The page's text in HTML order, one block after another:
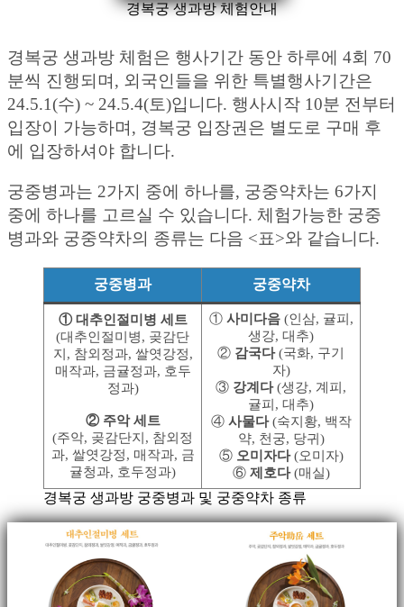
경복궁 생과방 체험안내
경복궁 생과방 체험은 행사기간 동안 하루에 4회 70
분씩 진행되며, 외국인들을 위한 특별행사기간은
24.5.1(수) ~ 24.5.4(토)입니다. 행사시작 10분 전부터
입장이 가능하며, 경복궁 입장권은 별도로 구매 후
에 입장하셔야 합니다.
궁중병과는 2가지 중에 하나를, 궁중약차는 6가지
중에 하나를 고르실 수 있습니다. 체험가능한 궁중
병과와 궁중약차의 종류는 다음 <표>와 같습니다.
궁중병과 궁중약차
① 대추인절미병 세트
(대추인절미병, 곶감단
지, 참외정과, 쌀엿강정,
매작과, 금귤정과, 호두
정과)
② 주악 세트
(주악, 곶감단지, 참외정
과, 쌀엿강정, 매작과, 금
귤청과, 호두정과)
① 사미다음(인삼, 귤피,
생강, 대추)
② 감국다(국화, 구기
자)
③ 강계다(생강, 계피,
귤피, 대추)
④ 사물다(숙지황, 백작
약, 천궁, 당귀)
⑤ 오미자다(오미자)
⑥ 제호다(매실)
경복궁 생과방 궁중병과 및 궁중약차 종류